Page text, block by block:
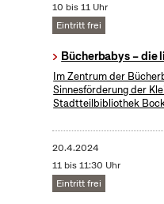
10 bis 11 Uhr
Eintritt frei
Bücherbabys – die
Im Zentrum der
Sinnesförderung der
Stadtteilbibliothek
20.4.2024
11 bis 11:30 Uhr
Eintritt frei